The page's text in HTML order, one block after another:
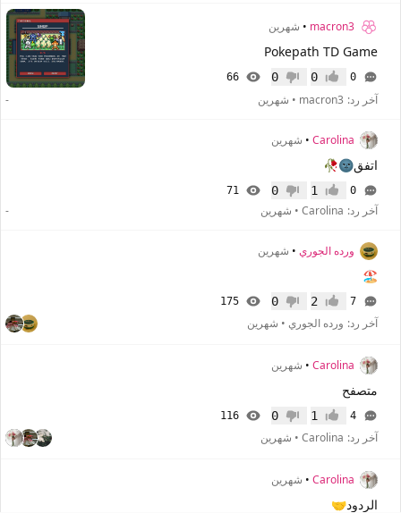
macron3
• شهرين
Pokepath TD Game
0 إعجاب0 عدم إعجاب
0
66
آخر رد: macron3
• شهرين -
Carolina
• شهرين
اتفق🌚🥀
0 إعجاب1 عدم إعجاب
0
71
آخر رد: Carolina
• شهرين -
ورده الجوري • شهرين
🏖
7 إعجاب2 عدم إعجاب
0
175
آخر رد: ورده الجوري • شهرين
Carolina
• شهرين
متصفح
4 إعجاب1 عدم إعجاب
0
116
آخر رد: Carolina
• شهرين
Carolina
• شهرين
الردود🤝